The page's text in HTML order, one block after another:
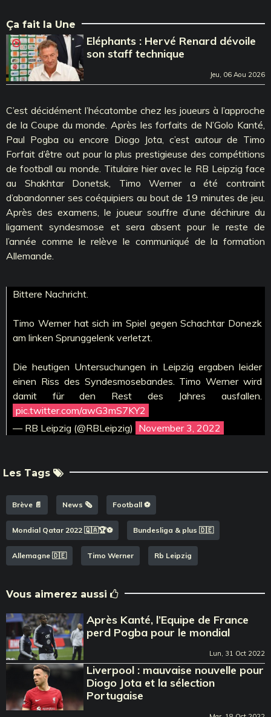
Ça fait la Une
Eléphants : Hervé Renard dévoile
son staff technique
Jeu, 06 Aou 2026
C’est décidément l’hécatombe chez les joueurs à l’approche
de la Coupe du monde. Après les forfaits de N’Golo Kanté,
Paul Pogba ou encore Diogo Jota, c’est autour de Timo
Forfait d’être out pour la plus prestigieuse des compétitions
de football au monde. Titulaire hier avec le RB Leipzig face
au Shakhtar Donetsk, Timo Werner a été contraint
d’abandonner ses coéquipiers au bout de 19 minutes de jeu.
Après des examens, le joueur souffre d’une déchirure du
ligament syndesmose et sera absent pour le reste de
l’année comme le relève le communiqué de la formation
Allemande.
Bittere Nachricht.
Timo Werner hat sich im Spiel gegen Schachtar Donezk
am linken Sprunggelenk verletzt.
Die heutigen Untersuchungen in Leipzig ergaben leider
einen Riss des Syndesmosebandes. Timo Werner wird
damit für den Rest des Jahres ausfallen.
pic.twitter.com/awG3mS7KY2
— RB Leipzig (@RBLeipzig) November 3, 2022
Les Tags
Brève 📄 News 🗞️ Football ⚽️
Mondial Qatar 2022 🇶🇦🏆⚽️ Bundesliga & plus 🇩🇪
Allemagne 🇩🇪 Timo Werner Rb Leipzig
Vous aimerez aussi
Après Kanté, l’Equipe de France
perd Pogba pour le mondial
Lun, 31 Oct 2022
Liverpool : mauvaise nouvelle pour
Diogo Jota et la sélection
Portugaise